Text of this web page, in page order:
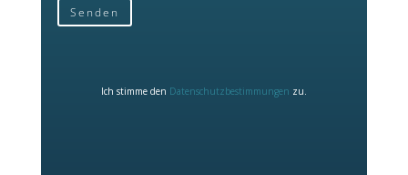
Senden
Ich stimme den Datenschutzbestimmungen zu.